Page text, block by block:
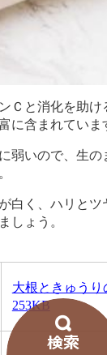
Ｃと消化を助
に含まれていま
弱いので、生
白く、ハリと
しょう。
大根ときゅうり
253KB